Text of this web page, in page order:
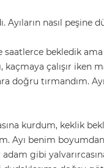
Ayıların nasıl peşine
bekledik ama
çalışır iken
doğru tırmandım.
kurdum, keklik
Ayı benim
gibi